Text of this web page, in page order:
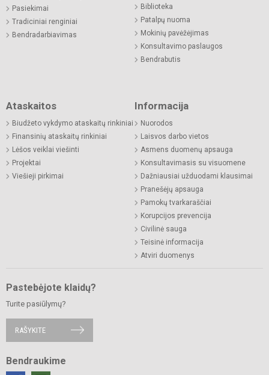
Pasiekimai
Tradiciniai renginiai
Bendradarbiavimas
Biblioteka
Patalpų nuoma
Mokinių pavėžėjimas
Konsultavimo paslaugos
Bendrabutis
Ataskaitos
Biudžeto vykdymo ataskaitų rinkiniai
Finansinių ataskaitų rinkiniai
Lėšos veiklai viešinti
Projektai
Viešieji pirkimai
Informacija
Nuorodos
Laisvos darbo vietos
Asmens duomenų apsauga
Konsultavimasis su visuomene
Dažniausiai užduodami klausimai
Pranešėjų apsauga
Pamokų tvarkaraščiai
Korupcijos prevencija
Civilinė sauga
Teisinė informacija
Atviri duomenys
Pastebėjote klaidų?
Turite pasiūlymų?
RAŠYKITE
Bendraukime